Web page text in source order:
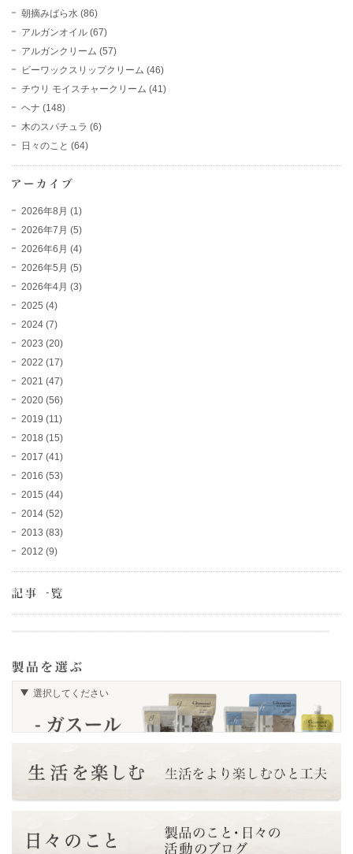
朝摘みばら水 (86)
アルガンオイル (67)
アルガンクリーム (57)
ビーワックスリップクリーム (46)
チウリ モイスチャークリーム (41)
ヘナ (148)
木のスパチュラ (6)
日々のこと (64)
2026年8月 (1)
2026年7月 (5)
2026年6月 (4)
2026年5月 (5)
2026年4月 (3)
2025 (4)
2024 (7)
2023 (20)
2022 (17)
2021 (47)
2020 (56)
2019 (11)
2018 (15)
2017 (41)
2016 (53)
2015 (44)
2014 (52)
2013 (83)
2012 (9)
選択してください